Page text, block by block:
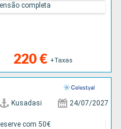
220 € +Taxas
completa
Kusadasi 24/07/2027
com 50€